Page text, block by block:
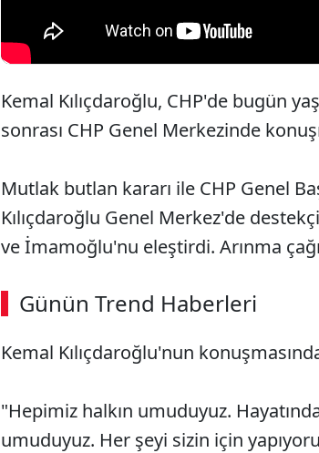
Kemal Kılıçdaroğlu, CHP'de bugün
sonrası CHP Genel Merkezinde
Mutlak butlan kararı ile CHP Genel
Kılıçdaroğlu Genel Merkez'de
ve İmamoğlu'nu eleştirdi. Arınma
Günün Trend Haberleri
SÖZCÜ SON DAKİKA
Kemal Kılıçdaroğlu'nun
"Hepimiz halkın umuduyuz.
umuduyuz. Her şeyi sizin için